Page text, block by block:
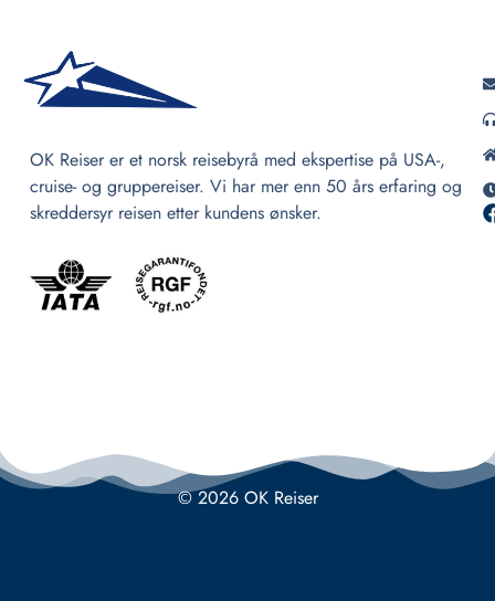
OK Reiser er et norsk reisebyrå med ekspertise på USA-,
cruise- og gruppereiser. Vi har mer enn 50 års erfaring og
skreddersyr reisen etter kundens ønsker.
© 2026 OK Reiser